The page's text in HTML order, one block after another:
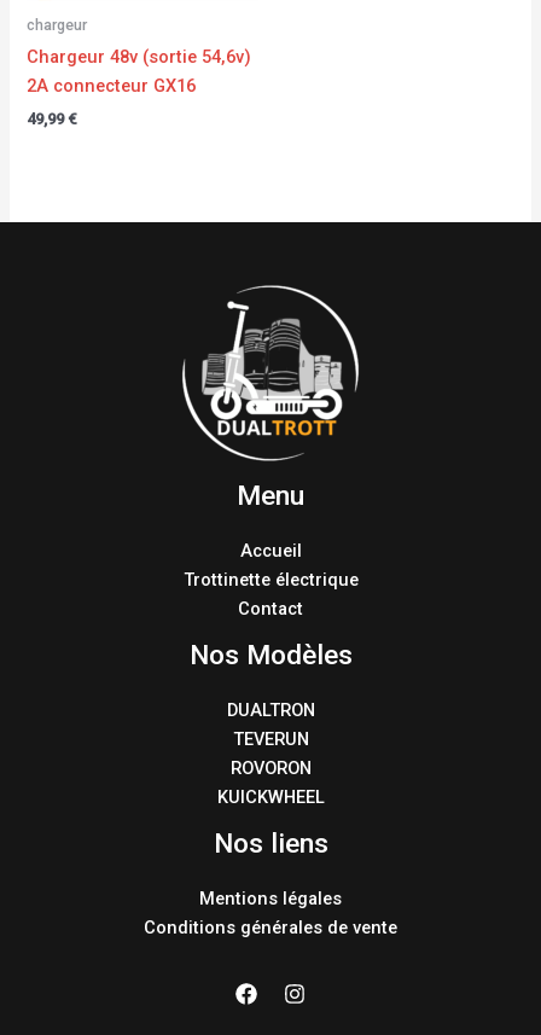
chargeur
Chargeur 48v (sortie 54,6v)
2A connecteur GX16
49,99€
Menu
Accueil
Trottinette électrique
Contact
Nos Modèles
DUALTRON
TEVERUN
ROVORON
KUICKWHEEL
Nos liens
Mentions légales
Conditions générales de vente